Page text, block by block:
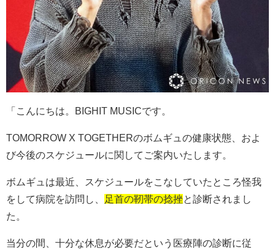
「こんにちは。 BIGHIT MUSICです。
TOMORROW X TOGETHERのボムギュの健康状態、およ
び今後のスケジュールに関してご案内いたします。
ボムギュは最近、スケジュールをこなしていたところ怪我
をして病院を訪問し、
足首の靭帯の捻挫と診断されまし
た。
当分の間、十分な休息が必要だという医療陣の診断に従